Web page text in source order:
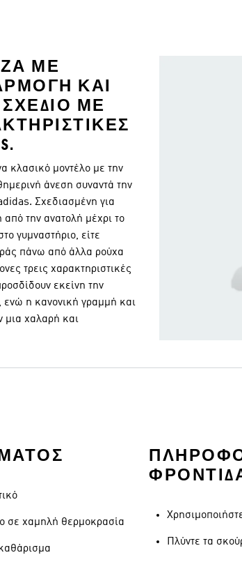
ΜΕ
ΚΑΙ
ΜΕ
κλασικό μοντέλο με την
άνεση συναντά την
Σχεδιασμένη για
από την ανατολή μέχρι το
γυμναστήριο, είτε
πάνω από άλλα ρούχα
τρεις χαρακτηριστικές
εκείνη την
ενώ η κανονική γραμμή και
μια χαλαρή και
σε χαμηλή θερμοκρασία
Πλύντε τα